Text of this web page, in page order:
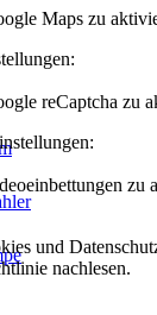
Maps zu
reCaptcha zu
zu
und
nachlesen.